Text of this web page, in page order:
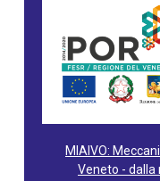
MIAIVO:
Veneto - dalla